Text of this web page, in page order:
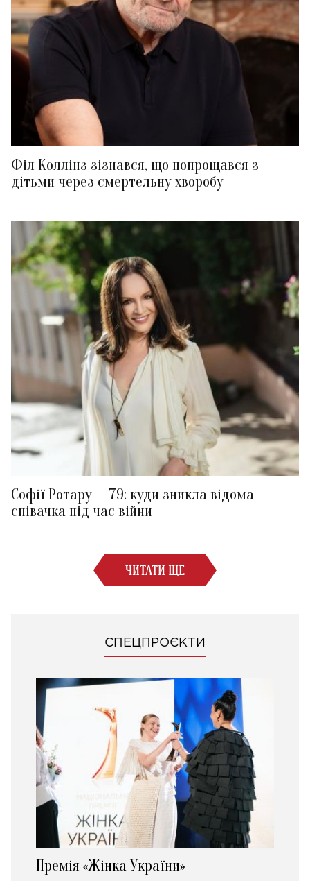
Філ Коллінз зізнався, що попрощався з
дітьми через смертельну хворобу
Софії Ротару — 79: куди зникла відома
співачка під час війни
ЧИТАТИ ЩЕ
СПЕЦПРОЄКТИ
Премія «Жінка України»